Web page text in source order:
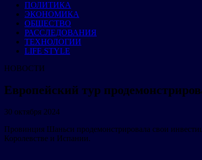
ПОЛИТИКА
ЭКОНОМИКА
ОБЩЕСТВО
РАССЛЕДОВАНИЯ
ТЕХНОЛОГИИ
LIFE STYLE
НОВОСТИ
Европейский тур
30 октября 2024
Провинция Шаньси продемонстрировала свои
Королевстве и Испании.